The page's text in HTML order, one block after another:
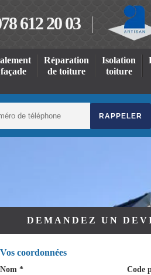
612 20 03
Réparation
de toiture
Isolation
toiture
DEMANDEZ UN
Vos coordonnées
Nom * Code